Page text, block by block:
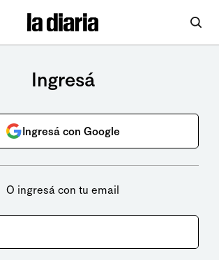
Ingresá
Ingresá con Google
O ingresá con tu email